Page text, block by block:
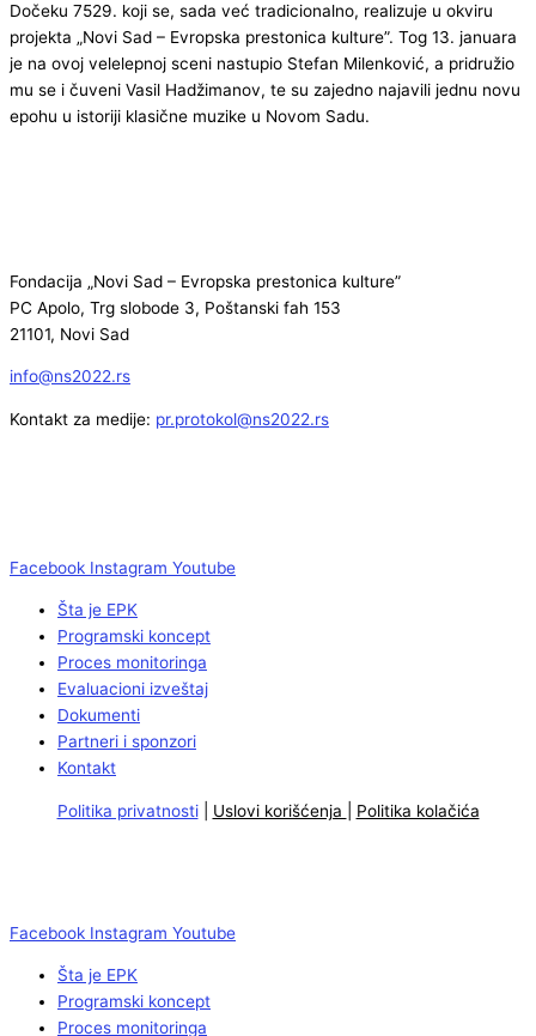
Dočeku 7529. koji se, sada već tradicionalno, realizuje u okviru
projekta „Novi Sad – Evropska prestonica kulture”. Tog 13. januara
je na ovoj velelepnoj sceni nastupio Stefan Milenković, a pridružio
mu se i čuveni Vasil Hadžimanov, te su zajedno najavili jednu novu
epohu u istoriji klasične muzike u Novom Sadu.
Fondacija „Novi Sad – Evropska prestonica kulture”
PC Apolo, Trg slobode 3, Poštanski fah 153
21101, Novi Sad
info@ns2022.rs
Kontakt za medije: pr.protokol@ns2022.rs
Facebook Instagram Youtube
Šta je EPK
Programski koncept
Proces monitoringa
Evaluacioni izveštaj
Dokumenti
Partneri i sponzori
Kontakt
Politika privatnosti| Uslovi korišćenja Politika kolačića
Facebook Instagram Youtube
Šta je EPK
Programski koncept
Proces monitoringa